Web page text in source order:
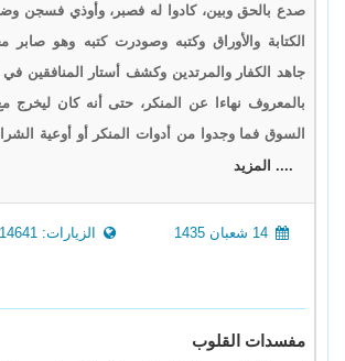
صدع بالحق وبين، كادوا له فصبر، وأوذي فسجن
الكتابة والأوراق وكتبه وصودرت كتبه وهو
جاهد الكفار والمرتدين وكشف أستار المنافقين في
بالمعروف نهاءا عن المنكر، حتى أنه كان ليخرج
السوق فما وجدوا من أدوات المنكر أو أوعية
.... المزيد
الزيارات: 14641
مفسدات القلوب